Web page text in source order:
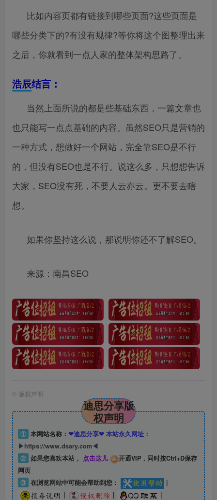
比如内容页都有链接到哪些页面?这些页面是
哪些分类下的?有没有规律?等你将这个图整理出来
之后，你就看到一点人家的整体架构思路了。
浩辰结言：
当然上面所说的都是些基础东西，一篇文章也
也只能写一点点基础的内容。虽然SEO只是营销的
一种方式，想做好一个网站，完全靠SEO是不行
的，但没有SEO也是不行。说这么多，只想想告诉
大家，SEO没有死，不要人云亦云。更不要去瞎
想。
如果你坚持这么说，那说明你还不了解SEO。
来源：南昌SEO
© 版权声明
迪思分享版
权声明
① 本网站名称： ❤迪思分享❤ 本站永久网址：
▶https://www.dsary.com◀
② 如果您喜欢本站， 点击这儿
开通VIP，同时按Ctrl+D保存
网页
③ 在浏览网站中可能会帮助到您：
|
|
| |